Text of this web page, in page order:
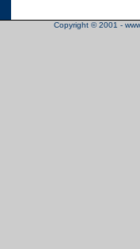
Copyright © 2001 -